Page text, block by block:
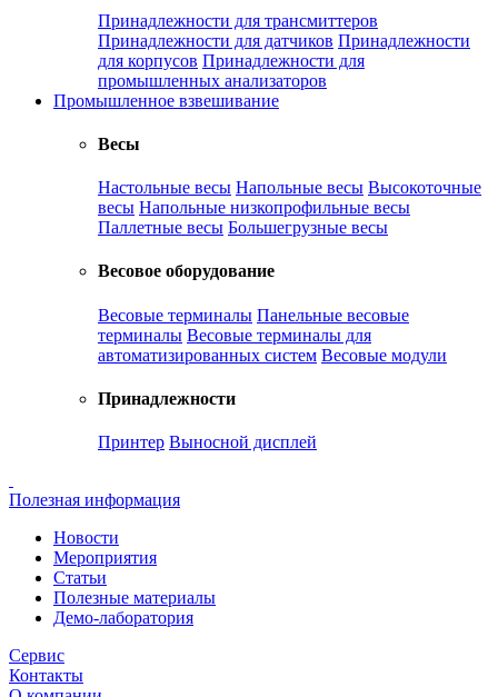
Принадлежности для трансмиттеров
Принадлежности для датчиков Принадлежности
для корпусов Принадлежности для
промышленных анализаторов
Промышленное взвешивание
Весы
Настольные весы Напольные весы Высокоточные
весы Напольные низкопрофильные весы
Паллетные весы Большегрузные весы
Весовое оборудование
Весовые терминалы Панельные весовые
терминалы Весовые терминалы для
автоматизированных систем Весовые модули
Принадлежности
Принтер Выносной дисплей
Полезная информация
Новости
Мероприятия
Статьи
Полезные материалы
Демо-лаборатория
Сервис
Контакты